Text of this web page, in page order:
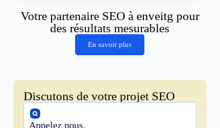
Votre partenaire SEO à enveitg pour
des résultats mesurables
En savoir plus
Discutons de votre projet SEO
Appelez nous.